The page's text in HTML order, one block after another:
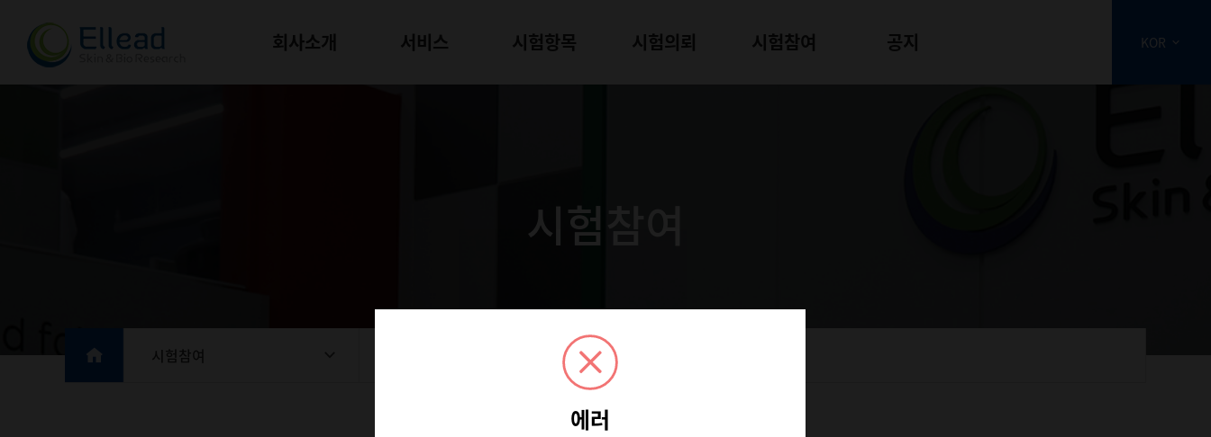
회사소개 서비스 시험항목 시험의뢰 시험참여 공지 KOR
시험참여
시험참여
에러